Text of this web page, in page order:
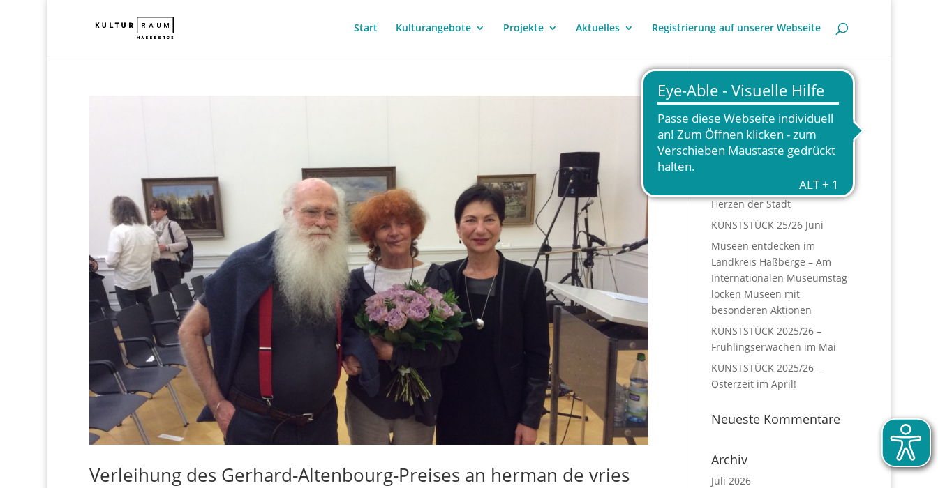
Start Kulturangebote Projekte Aktuelles Registrierung auf unserer Webseite
Verleihung des Gerhard-Altenbourg-Preises an herman de vries
Neueste Beiträge
2026 – Regionale Kunst im
Herzen der Stadt
KUNSTSTÜCK 25/26 Juni
Museen entdecken im
Landkreis Haßberge – Am
Internationalen Museumstag
locken Museen mit
besonderen Aktionen
KUNSTSTÜCK 2025/26 –
Frühlingserwachen im Mai
KUNSTSTÜCK 2025/26 –
Osterzeit im April!
Neueste Kommentare
Archiv
Juli 2026